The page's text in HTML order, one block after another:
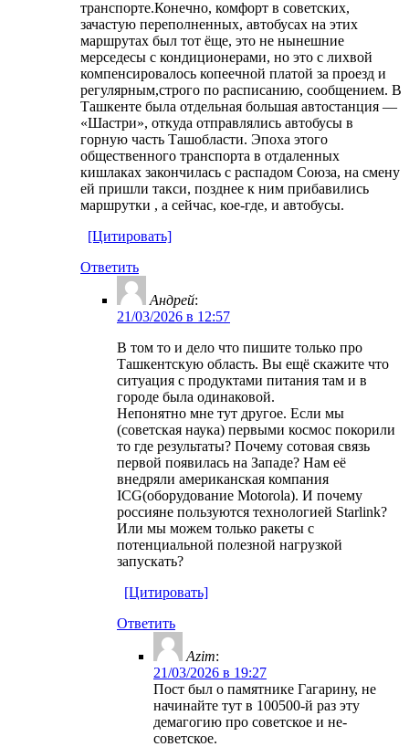
транспорте.Конечно, комфорт в советских,
зачастую переполненных, автобусах на этих
маршрутах был тот ёще, это не нынешние
мерседесы с кондиционерами, но это с лихвой
компенсировалось копеечной платой за проезд и
регулярным,строго по расписанию, сообщением. В
Ташкенте была отдельная большая автостанция —
«Шастри», откуда отправлялись автобусы в
горную часть Ташобласти. Эпоха этого
общественного транспорта в отдаленных
кишлаках закончилась с распадом Союза, на смену
ей пришли такси, позднее к ним прибавились
маршрутки , а сейчас, кое-где, и автобусы.
[Цитировать]
Ответить
Андрей:
21/03/2026 в 12:57
В том то и дело что пишите только про
Ташкентскую область. Вы ещё скажите что
ситуация с продуктами питания там и в
городе была одинаковой.
Непонятно мне тут другое. Если мы
(советская наука) первыми космос покорили
то где результаты? Почему сотовая связь
первой появилась на Западе? Нам её
внедряли американская компания
ICG(оборудование Motorola). И почему
россияне пользуются технологией Starlink?
Или мы можем только ракеты с
потенциальной полезной нагрузкой
запускать?
[Цитировать]
Ответить
Azim:
21/03/2026 в 19:27
Пост был о памятнике Гагарину, не
начинайте тут в 100500-й раз эту
демагогию про советское и не-
советское.